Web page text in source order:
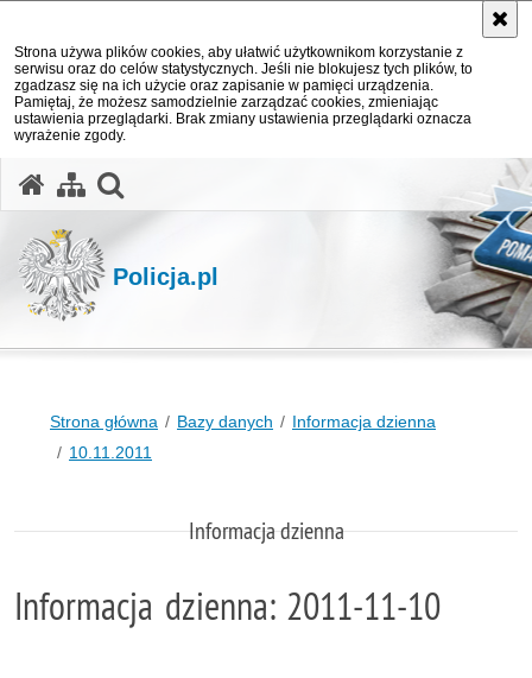
Strona używa plików cookies, aby ułatwić użytkownikom korzystanie z
serwisu oraz do celów statystycznych. Jeśli nie blokujesz tych plików, to
zgadzasz się na ich użycie oraz zapisanie w pamięci urządzenia.
Pamiętaj, że możesz samodzielnie zarządzać cookies, zmieniając
ustawienia przeglądarki. Brak zmiany ustawienia przeglądarki oznacza
wyrażenie zgody.
Policja.pl
Strona główna Bazy danych
Informacja dzienna
10.11.2011
Informacja dzienna
Informacja dzienna: 2011-11-10